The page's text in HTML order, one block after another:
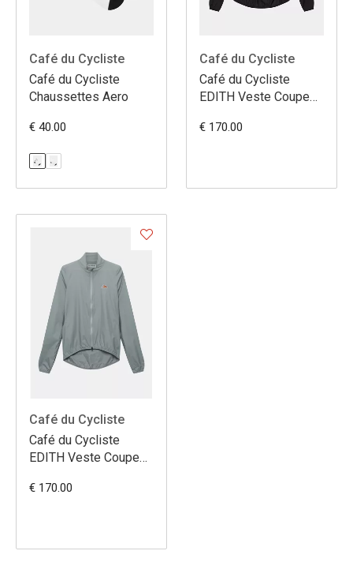
Café du Cycliste
Café du Cycliste
Chaussettes Aero
€ 40.00
Café du Cycliste
Café du Cycliste
EDITH Veste Coupe
€ 170.00
Café du Cycliste
Café du Cycliste
EDITH Veste Coupe
€ 170.00